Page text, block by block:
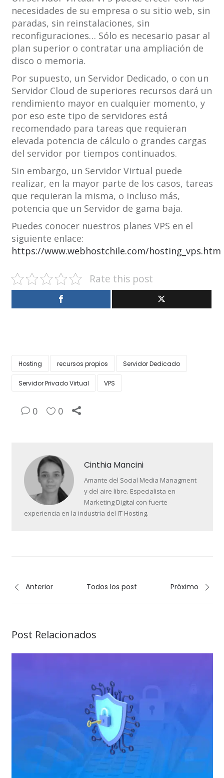
necesidades de su empresa o su sitio web, sin
paradas, sin reinstalaciones, sin
reconfiguraciones… Sólo es necesario pasar al
plan superior o contratar una ampliación de
disco o memoria.
Por supuesto, un Servidor Dedicado, o con un
Servidor Cloud de superiores recursos dará un
rendimiento mayor en cualquier momento, y
por eso este tipo de servidores está
recomendado para tareas que requieran
elevada potencia de cálculo o grandes cargas
del servidor por tiempos continuados.
Sin embargo, un Servidor Virtual puede
realizar, en la mayor parte de los casos, tareas
que requieran la misma, o incluso más,
potencia que un Servidor de gama baja.
Puedes conocer nuestros planes VPS en el
siguiente enlace:
https://www.webhostchile.com/hosting_vps.htm
Rate this post
Hosting recursos propios Servidor Dedicado
Servidor Privado Virtual VPS
0 0
Cinthia Mancini
Amante del Social Media Managment
y del aire libre. Especialista en
Marketing Digital con fuerte
experiencia en la industria del IT Hosting.
Anterior Todos los post Próximo
Post Relacionados